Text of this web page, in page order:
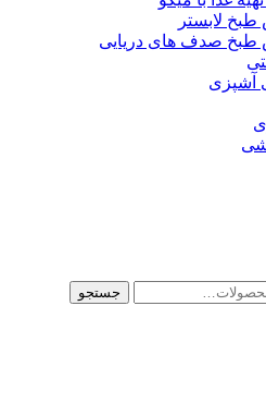
لابستر
صدف های دریایی
آشپزی
جستجو